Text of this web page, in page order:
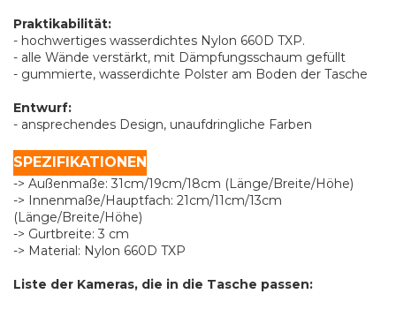
Praktikabilität:
- hochwertiges wasserdichtes Nylon 660D TXP.
- alle Wände verstärkt, mit Dämpfungsschaum gefüllt
- gummierte, wasserdichte Polster am Boden der Tasche
Entwurf:
- ansprechendes Design, unaufdringliche Farben
SPEZIFIKATIONEN
-> Außenmaße: 31cm/19cm/18cm (Länge/Breite/Höhe)
-> Innenmaße/Hauptfach: 21cm/11cm/13cm
(Länge/Breite/Höhe)
-> Gurtbreite: 3 cm
-> Material: Nylon 660D TXP
Liste der Kameras, die in die Tasche passen: